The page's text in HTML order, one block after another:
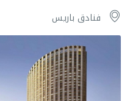
فنادق باريس